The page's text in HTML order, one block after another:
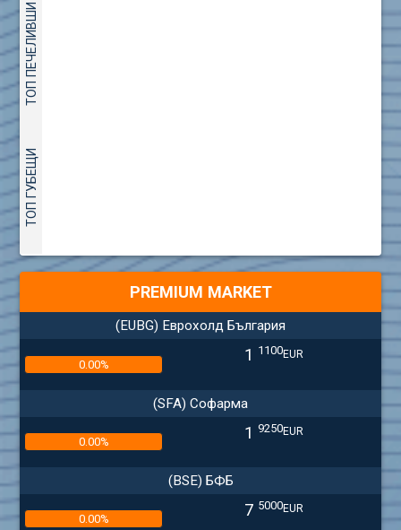
ТОП ПЕЧЕЛИВШИ
ТОП ГУБЕЩИ
PREMIUM MARKET
(EUBG) Еврохолд България
0.00% 1 1100EUR
(SFA) Софарма
0.00% 1 9250EUR
(BSE) БФБ
0.00% 7 5000EUR